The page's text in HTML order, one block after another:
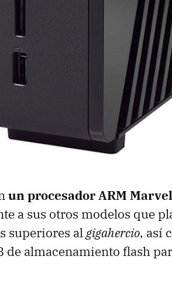
un procesador ARM
a sus otros modelos que
superiores algigahercio, así
de almacenamiento flash